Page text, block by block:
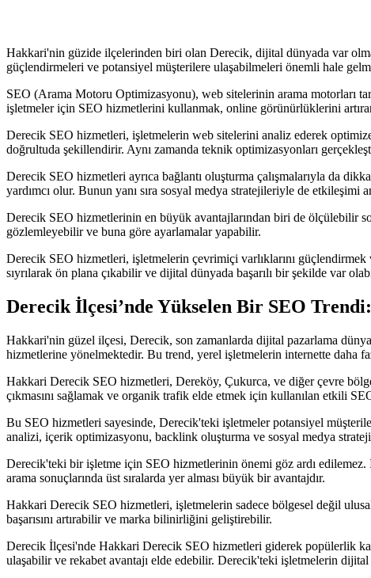
Hakkari'nin güzide ilçelerinden biri olan Derecik, dijital dünyada var
güçlendirmeleri ve potansiyel müşterilere ulaşabilmeleri önemli hale
SEO (Arama Motoru Optimizasyonu), web sitelerinin arama motorları
işletmeler için SEO hizmetlerini kullanmak, online görünürlüklerini
Derecik SEO hizmetleri, işletmelerin web sitelerini analiz ederek
doğrultuda şekillendirir. Aynı zamanda teknik optimizasyonları
Derecik SEO hizmetleri ayrıca bağlantı oluşturma çalışmalarıyla da
yardımcı olur. Bunun yanı sıra sosyal medya stratejileriyle de
Derecik SEO hizmetlerinin en büyük avantajlarından biri de ölçülebilir
gözlemleyebilir ve buna göre ayarlamalar yapabilir.
Derecik SEO hizmetleri, işletmelerin çevrimiçi varlıklarını
sıyrılarak ön plana çıkabilir ve dijital dünyada başarılı bir şekilde var
Derecik İlçesi’nde Yükselen Bir SEO
Hakkari'nin güzel ilçesi, Derecik, son zamanlarda dijital pazarlama
hizmetlerine yönelmektedir. Bu trend, yerel işletmelerin internette daha
Hakkari Derecik SEO hizmetleri, Dereköy, Çukurca, ve diğer çevre
çıkmasını sağlamak ve organik trafik elde etmek için kullanılan etkili
Bu SEO hizmetleri sayesinde, Derecik'teki işletmeler potansiyel
analizi, içerik optimizasyonu, backlink oluşturma ve sosyal medya
Derecik'teki bir işletme için SEO hizmetlerinin önemi göz ardı edilemez.
arama sonuçlarında üst sıralarda yer alması büyük bir avantajdır.
Hakkari Derecik SEO hizmetleri, işletmelerin sadece bölgesel değil
başarısını artırabilir ve marka bilinirliğini geliştirebilir.
Derecik İlçesi'nde Hakkari Derecik SEO hizmetleri giderek popülerlik
ulaşabilir ve rekabet avantajı elde edebilir. Derecik'teki işletmelerin dijital